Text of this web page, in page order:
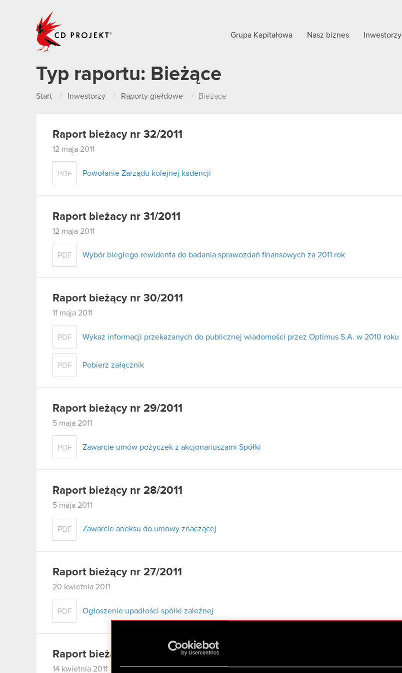
Grupa Kapitałowa Nasz biznes Inwestorzy
Typ raportu: Bieżące
Start Inwestorzy Raporty giełdowe Bieżące
Raport bieżacy nr 32/2011
12 maja 2011
PDF Powołanie Zarządu kolejnej kadencji
Raport bieżacy nr 31/2011
12 maja 2011
PDF Wybór biegłego rewidenta do badania sprawozdań finansowych za 2011 rok
Raport bieżący nr 30/2011
11 maja 2011
PDF Wykaz informacji przekazanych do publicznej wiadomości przez Optimus S.A. w 2010 roku
PDF Pobierz załącznik
Raport bieżący nr 29/2011
5 maja 2011
PDF Zawarcie umów pożyczek z akcjonariuszami Spółki
Raport bieżący nr 28/2011
5 maja 2011
PDF Zawarcie aneksu do umowy znaczącej
Raport bieżący nr 27/2011
20 kwietnia 2011
PDF Ogłoszenie upadłości spółki zależnej
Raport bieżący nr 26/2011
14 kwietnia 2011